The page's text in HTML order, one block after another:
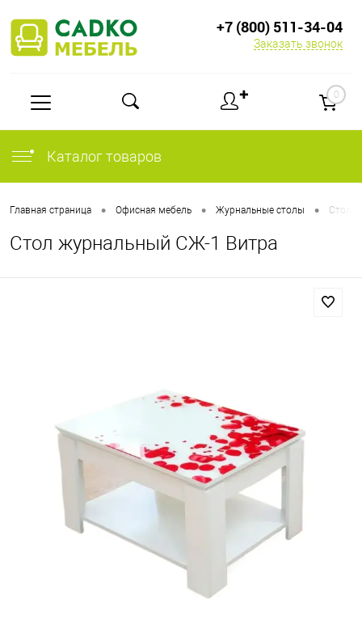
+7 (800) 511-34-04
Заказать звонок
✚ 0
Каталог товаров
Главная страница • Офисная мебель • Журнальные столы • Стол
Стол журнальный СЖ-1 Витра